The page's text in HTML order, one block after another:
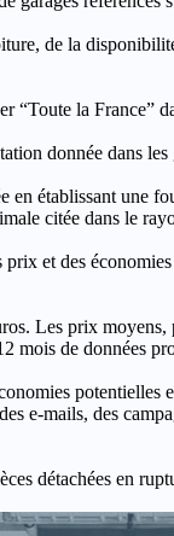
de la
“Toute la France”
donnée dans les
une
citée dans le
des économies
Les prix moyens,
de données
e-mails, des
détachées en